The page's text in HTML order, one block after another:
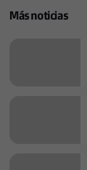
Más noticias